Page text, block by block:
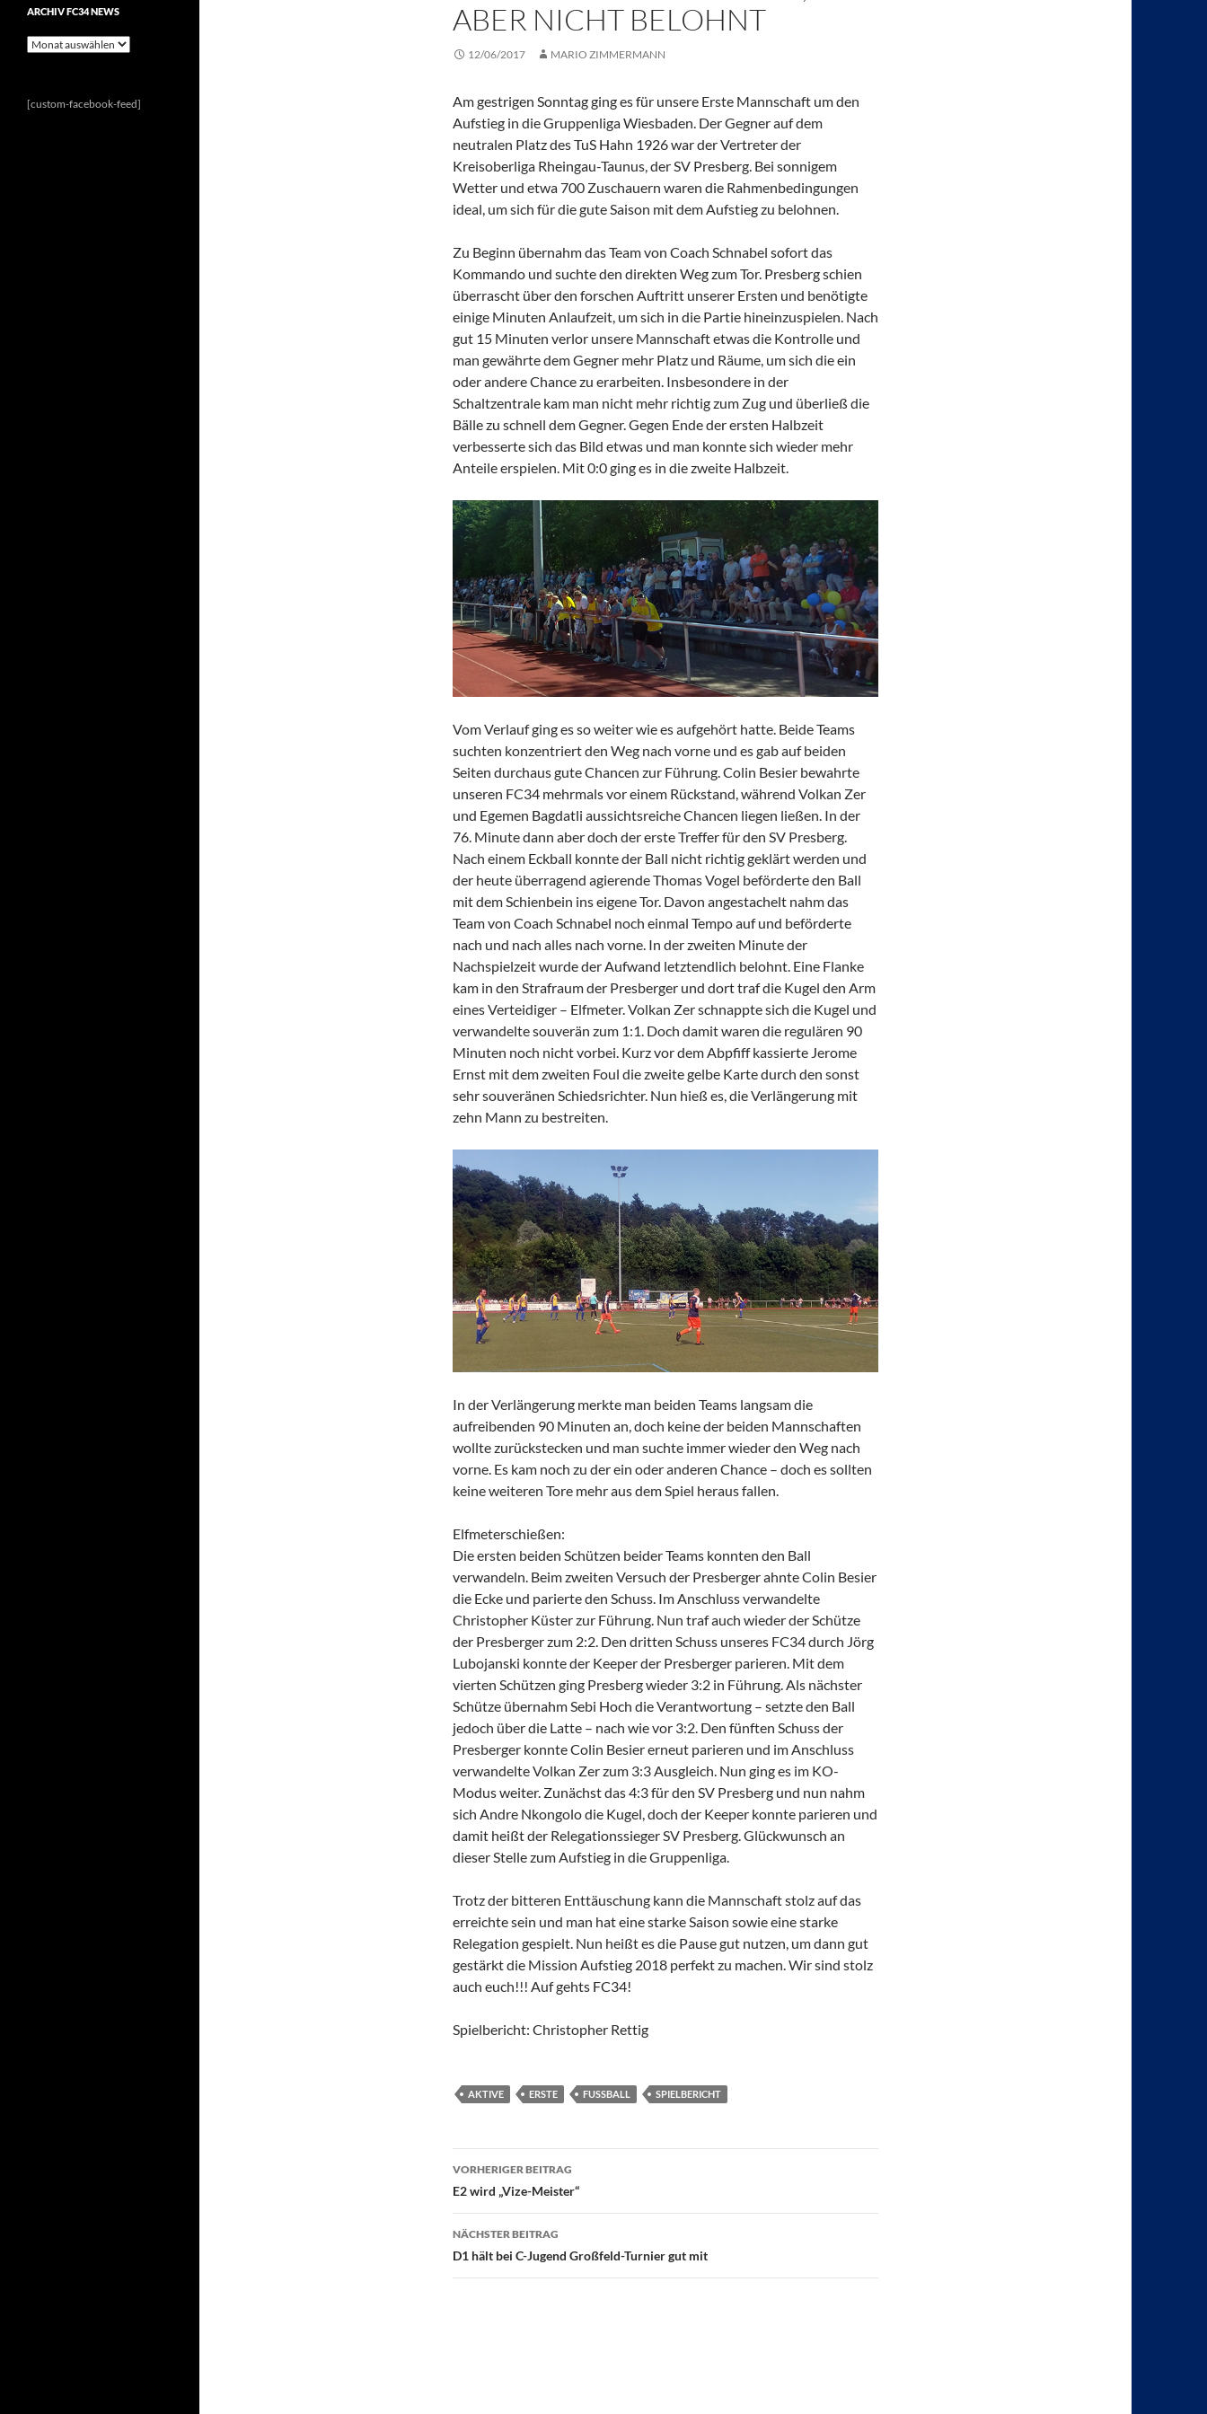
ABER NICHT BELOHNT
12/06/2017 MARIO ZIMMERMANN
Am gestrigen Sonntag ging es für unsere Erste Mannschaft um den
Aufstieg in die Gruppenliga Wiesbaden. Der Gegner auf dem
neutralen Platz des TuS Hahn 1926 war der Vertreter der
Kreisoberliga Rheingau-Taunus, der SV Presberg. Bei sonnigem
Wetter und etwa 700 Zuschauern waren die Rahmenbedingungen
ideal, um sich für die gute Saison mit dem Aufstieg zu belohnen.
Zu Beginn übernahm das Team von Coach Schnabel sofort das
Kommando und suchte den direkten Weg zum Tor. Presberg schien
überrascht über den forschen Auftritt unserer Ersten und benötigte
einige Minuten Anlaufzeit, um sich in die Partie hineinzuspielen. Nach
gut 15 Minuten verlor unsere Mannschaft etwas die Kontrolle und
man gewährte dem Gegner mehr Platz und Räume, um sich die ein
oder andere Chance zu erarbeiten. Insbesondere in der
Schaltzentrale kam man nicht mehr richtig zum Zug und überließ die
Bälle zu schnell dem Gegner. Gegen Ende der ersten Halbzeit
verbesserte sich das Bild etwas und man konnte sich wieder mehr
Anteile erspielen. Mit 0:0 ging es in die zweite Halbzeit.
Vom Verlauf ging es so weiter wie es aufgehört hatte. Beide Teams
suchten konzentriert den Weg nach vorne und es gab auf beiden
Seiten durchaus gute Chancen zur Führung. Colin Besier bewahrte
unseren FC34 mehrmals vor einem Rückstand, während Volkan Zer
und Egemen Bagdatli aussichtsreiche Chancen liegen ließen. In der
76. Minute dann aber doch der erste Treffer für den SV Presberg.
Nach einem Eckball konnte der Ball nicht richtig geklärt werden und
der heute überragend agierende Thomas Vogel beförderte den Ball
mit dem Schienbein ins eigene Tor. Davon angestachelt nahm das
Team von Coach Schnabel noch einmal Tempo auf und beförderte
nach und nach alles nach vorne. In der zweiten Minute der
Nachspielzeit wurde der Aufwand letztendlich belohnt. Eine Flanke
kam in den Strafraum der Presberger und dort traf die Kugel den Arm
eines Verteidiger – Elfmeter. Volkan Zer schnappte sich die Kugel und
verwandelte souverän zum 1:1. Doch damit waren die regulären 90
Minuten noch nicht vorbei. Kurz vor dem Abpfiff kassierte Jerome
Ernst mit dem zweiten Foul die zweite gelbe Karte durch den sonst
sehr souveränen Schiedsrichter. Nun hieß es, die Verlängerung mit
zehn Mann zu bestreiten.
In der Verlängerung merkte man beiden Teams langsam die
aufreibenden 90 Minuten an, doch keine der beiden Mannschaften
wollte zurückstecken und man suchte immer wieder den Weg nach
vorne. Es kam noch zu der ein oder anderen Chance – doch es sollten
keine weiteren Tore mehr aus dem Spiel heraus fallen.
Elfmeterschießen:
Die ersten beiden Schützen beider Teams konnten den Ball
verwandeln. Beim zweiten Versuch der Presberger ahnte Colin Besier
die Ecke und parierte den Schuss. Im Anschluss verwandelte
Christopher Küster zur Führung. Nun traf auch wieder der Schütze
der Presberger zum 2:2. Den dritten Schuss unseres FC34 durch Jörg
Lubojanski konnte der Keeper der Presberger parieren. Mit dem
vierten Schützen ging Presberg wieder 3:2 in Führung. Als nächster
Schütze übernahm Sebi Hoch die Verantwortung – setzte den Ball
jedoch über die Latte – nach wie vor 3:2. Den fünften Schuss der
Presberger konnte Colin Besier erneut parieren und im Anschluss
verwandelte Volkan Zer zum 3:3 Ausgleich. Nun ging es im KO-
Modus weiter. Zunächst das 4:3 für den SV Presberg und nun nahm
sich Andre Nkongolo die Kugel, doch der Keeper konnte parieren und
damit heißt der Relegationssieger SV Presberg. Glückwunsch an
dieser Stelle zum Aufstieg in die Gruppenliga.
Trotz der bitteren Enttäuschung kann die Mannschaft stolz auf das
erreichte sein und man hat eine starke Saison sowie eine starke
Relegation gespielt. Nun heißt es die Pause gut nutzen, um dann gut
gestärkt die Mission Aufstieg 2018 perfekt zu machen. Wir sind stolz
auch euch!!! Auf gehts FC34!
Spielbericht: Christopher Rettig
AKTIVE ERSTE FUSSBALL SPIELBERICHT
Beitragsnavigation
VORHERIGER BEITRAG
E2 wird „Vize-Meister“
NÄCHSTER BEITRAG
D1 hält bei C-Jugend Großfeld-Turnier gut mit
ARCHIV FC34 NEWS
Archiv
[custom-facebook-feed]